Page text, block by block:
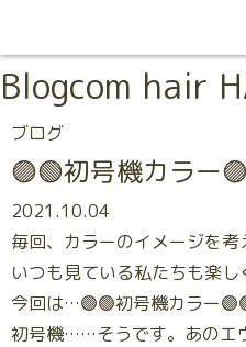
Blogcom hair
ブログ
🟣🟢初号機カラー
2021.10.04
毎回、カラーのイメージを
いつも見ている私たちも楽し
今回は…🟣🟢初号機カラー
初号機……そうです。あのエ